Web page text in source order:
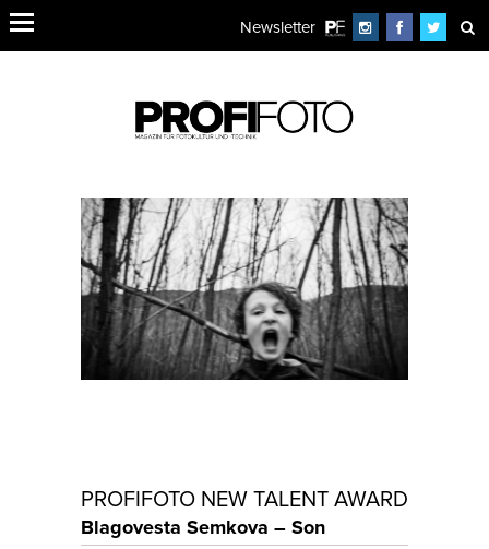
Newsletter
PROFIFOTO NEW TALENT AWARD
Blagovesta Semkova – Son